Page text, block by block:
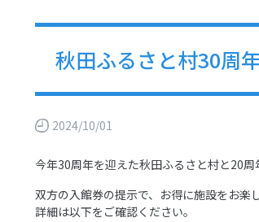
秋田ふるさと村30周
2024/10/01
今年30周年を迎えた秋田ふるさと村と20
双方の入館券の提示で、お得に施設をお楽
詳細は以下をご確認ください。